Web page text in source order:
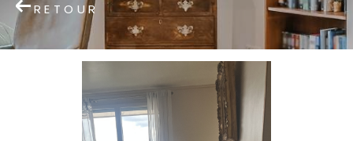
RETOUR